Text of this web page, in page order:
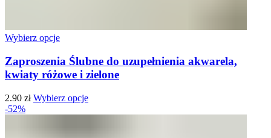
Wybierz opcje
Zaproszenia Ślubne do uzupełnienia akwarela,
kwiaty różowe i zielone
2.90 zł Wybierz opcje
-52%